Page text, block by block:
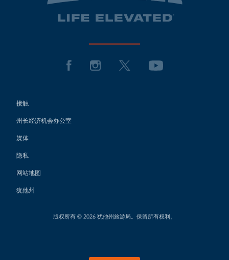
接触
州长经济机会办公室
媒体
隐私
网站地图
犹他州
版权所有 © 2026 犹他州旅游局。保留所有权利。